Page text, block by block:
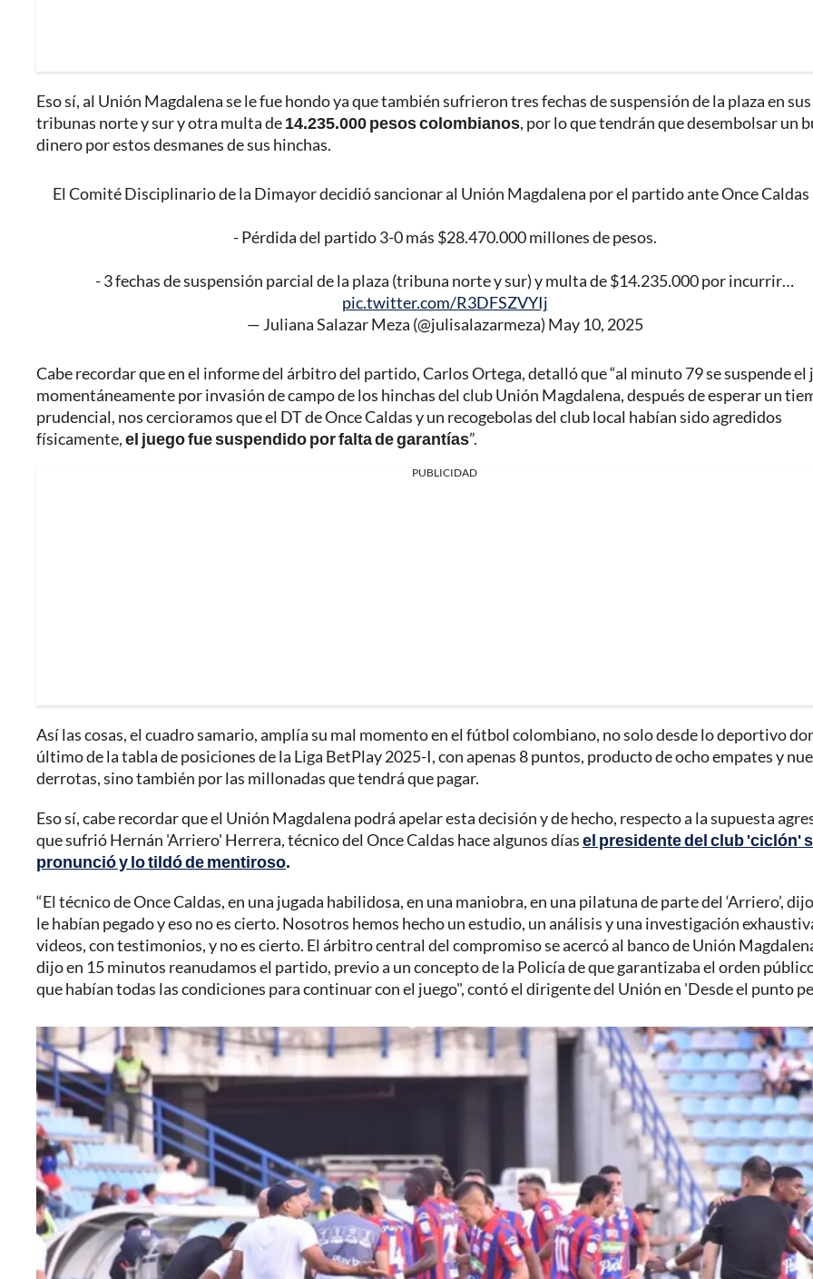
Eso sí, al Unión Magdalena se le fue hondo ya que también sufrieron tres fechas de suspensión de la plaza en sus
tribunas norte y sur y otra multa de14.235.000 pesos colombianos, por lo que tendrán que desembolsar un
dinero por estos desmanes de sus hinchas.
El Comité Disciplinario de la Dimayor decidió sancionar al Unión Magdalena por el partido ante Once Caldas
- Pérdida del partido 3-0 más $28.470.000 millones de pesos.
- 3 fechas de suspensión parcial de la plaza (tribuna norte y sur) y multa de $14.235.000 por incurrir…
pic.twitter.com/R3DFSZVYIj
— Juliana Salazar Meza (@julisalazarmeza) May 10, 2025
Cabe recordar que en el informe del árbitro del partido, Carlos Ortega, detalló que “al minuto 79 se suspende el
momentáneamente por invasión de campo de los hinchas del club Unión Magdalena, después de esperar un
prudencial, nos cercioramos que el DT de Once Caldas y un recogebolas del club local habían sido agredidos
físicamente,el juego fue suspendido por falta de garantías”.
PUBLICIDAD
Así las cosas, el cuadro samario, amplía su mal momento en el fútbol colombiano, no solo desde lo deportivo
último de la tabla de posiciones de la Liga BetPlay 2025-I, con apenas 8 puntos, producto de ocho empates y
derrotas, sino también por las millonadas que tendrá que pagar.
Eso sí, cabe recordar que el Unión Magdalena podrá apelar esta decisión y de hecho, respecto a la supuesta
que sufrió Hernán 'Arriero' Herrera, técnico del Once Caldas hace algunos díasel presidente del club 'ciclón'
pronunció y lo tildó de mentiroso.
“El técnico de Once Caldas, en una jugada habilidosa, en una maniobra, en una pilatuna de parte del ‘Arriero’,
le habían pegado y eso no es cierto. Nosotros hemos hecho un estudio, un análisis y una investigación
videos, con testimonios, y no es cierto. El árbitro central del compromiso se acercó al banco de Unión
dijo en 15 minutos reanudamos el partido, previo a un concepto de la Policía de que garantizaba el orden
que habían todas las condiciones para continuar con el juego", contó el dirigente del Unión en 'Desde el punto